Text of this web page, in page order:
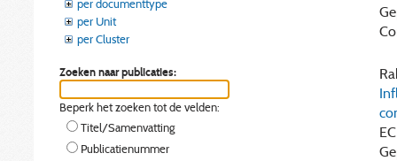
per documenttype
per Unit
per Cluster
Zoeken naar publicaties:
Beperk het zoeken tot de velden:
Titel/Samenvatting
Publicatienummer